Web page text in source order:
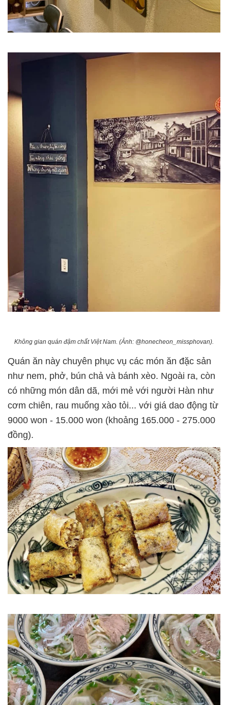
Không gian quán đậm chất Việt Nam. (Ảnh: @honecheon_missphovan).
Quán ăn này chuyên phục vụ các món ăn đặc sản
như nem, phở, bún chả và bánh xèo. Ngoài ra, còn
có những món dân dã, mới mẻ với người Hàn như
cơm chiên, rau muống xào tỏi... với giá dao động từ
9000 won - 15.000 won (khoảng 165.000 - 275.000
đồng).